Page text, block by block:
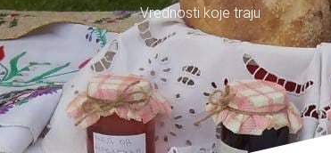
Vrednosti koje traju